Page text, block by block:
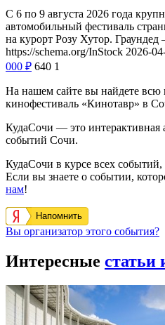
С 6 по 9 августа 2026 года
автомобильный фестиваль
на курорт Розу Хутор.
https://schema.org/InStock 2026-
000 ₽ 640 1
На нашем сайте вы найдете
кинофестиваль «Кинотавр» в
КудаСочи — это
событий Сочи.
КудаСочи в курсе всех
Если вы знаете о событии,
нам!
Напомнить
Вы организатор этого события?
Интересные статьи